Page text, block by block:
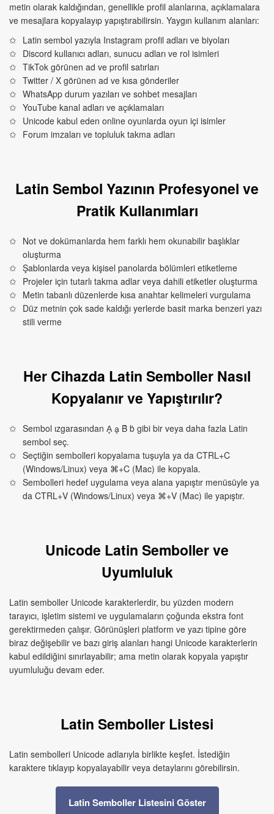
metin olarak kaldığından, genellikle profil alanlarına, açıklamalara
ve mesajlara kopyalayıp yapıştırabilirsin. Yaygın kullanım alanları:
Latin sembol yazıyla Instagram profil adları ve biyoları
Discord kullanıcı adları, sunucu adları ve rol isimleri
TikTok görünen ad ve profil satırları
Twitter / X görünen ad ve kısa gönderiler
WhatsApp durum yazıları ve sohbet mesajları
YouTube kanal adları ve açıklamaları
Unicode kabul eden online oyunlarda oyun içi isimler
Forum imzaları ve topluluk takma adları
Latin Sembol Yazının Profesyonel ve
Pratik Kullanımları
Not ve dokümanlarda hem farklı hem okunabilir başlıklar
oluşturma
Şablonlarda veya kişisel panolarda bölümleri etiketleme
Projeler için tutarlı takma adlar veya dahili etiketler oluşturma
Metin tabanlı düzenlerde kısa anahtar kelimeleri vurgulama
Düz metnin çok sade kaldığı yerlerde basit marka benzeri yazı
stili verme
Her Cihazda Latin Semboller Nasıl
Kopyalanır ve Yapıştırılır?
Sembol ızgarasından Ḁ ḁ Ḃ ḃ gibi bir veya daha fazla Latin
sembol seç.
Seçtiğin sembolleri kopyalama tuşuyla ya da CTRL+C
(Windows/Linux) veya ⌘+C (Mac) ile kopyala.
Sembolleri hedef uygulama veya alana yapıştır menüsüyle ya
da CTRL+V (Windows/Linux) veya ⌘+V (Mac) ile yapıştır.
Unicode Latin Semboller ve
Uyumluluk
Latin semboller Unicode karakterlerdir, bu yüzden modern
tarayıcı, işletim sistemi ve uygulamaların çoğunda ekstra font
gerektirmeden çalışır. Görünüşleri platform ve yazı tipine göre
biraz değişebilir ve bazı giriş alanları hangi Unicode karakterlerin
kabul edildiğini sınırlayabilir; ama metin olarak kopyala yapıştır
uyumluluğu devam eder.
Latin Semboller Listesi
Latin sembolleri Unicode adlarıyla birlikte keşfet. İstediğin
karaktere tıklayıp kopyalayabilir veya detaylarını görebilirsin.
Latin Semboller Listesini Göster